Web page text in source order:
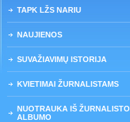
TAPK LŽS NARIU
NAUJIENOS
SUVAŽIAVIMŲ ISTORIJA
KVIETIMAI ŽURNALISTAMS
NUOTRAUKA IŠ ŽURNALISTO
ALBUMO